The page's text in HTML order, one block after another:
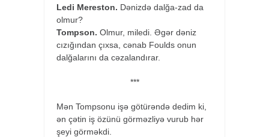
Ledi Mereston. Dənizdə dalğa-zad da
olmur?
Tompson. Olmur, miledi. Əgər dəniz
cızığından çıxsa, cənab Foulds onun
dalğalarını da cəzalandırar.
***
Mən Tompsonu işə götürəndə dedim ki,
ən çətin iş özünü görməzliyə vurub hər
şeyi görməkdi.